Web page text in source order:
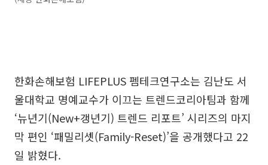
한화손해보험 LIFEPLUS 펨테크연구소는 김난도 서
울대학교 명예교수가 이끄는 트렌드코리아팀과 함께
‘뉴년기(New+갱년기) 트렌드 리포트’ 시리즈의 마지
막 편인 ‘패밀리셋(Family-Reset)’을 공개했다고 22
일 밝혔다.